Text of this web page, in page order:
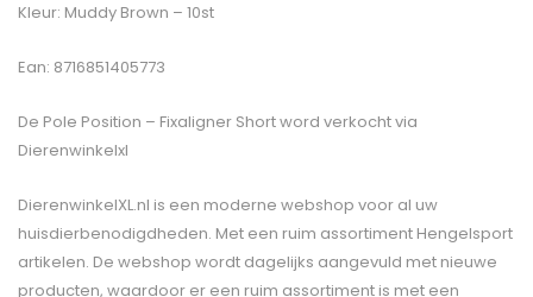
Kleur: Muddy Brown – 10st
Ean: 8716851405773
De Pole Position – Fixaligner Shortword verkocht via
Dierenwinkelxl
DierenwinkelXL.nl is een moderne webshop voor al uw
huisdierbenodigdheden. Met een ruim assortiment Hengelsport
artikelen. De webshop wordt dagelijks aangevuld met nieuwe
producten, waardoor er een ruim assortiment is met een